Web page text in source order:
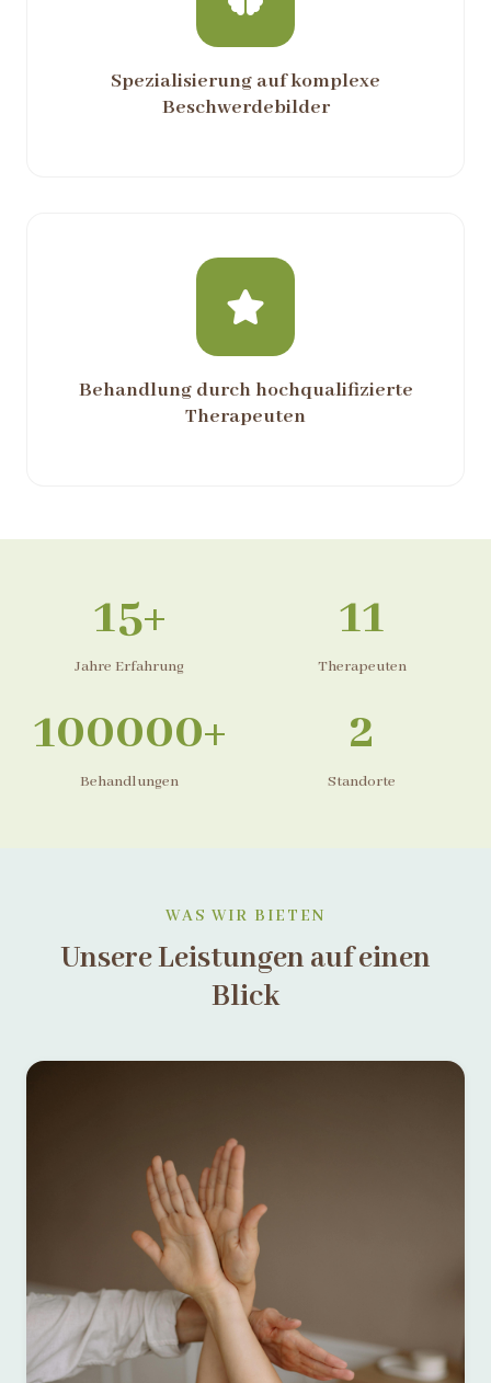
Spezialisierung auf komplexe
Beschwerdebilder
Behandlung durch hochqualifizierte
Therapeuten
15+
Jahre Erfahrung
11
Therapeuten
100000+
Behandlungen
2
Standorte
WAS WIR BIETEN
Unsere Leistungen auf einen
Blick